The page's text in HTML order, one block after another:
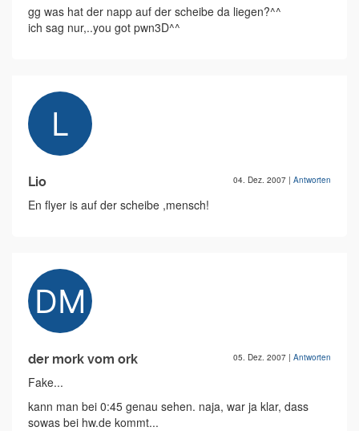
gg was hat der napp auf der scheibe da liegen?^^
ich sag nur,..you got pwn3D^^
Lio 04. Dez. 2007 | Antworten
En flyer is auf der scheibe ,mensch!
der mork vom ork 05. Dez. 2007 | Antworten
Fake...
kann man bei 0:45 genau sehen. naja, war ja klar, dass
sowas bei hw.de kommt...